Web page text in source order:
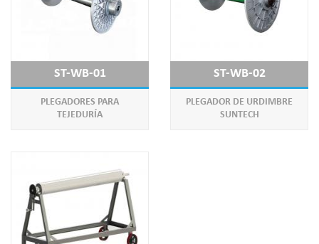
ST-WB-01
PLEGADORES PARA
TEJEDURÍA
ST-WB-02
PLEGADOR DE URDIMBRE
SUNTECH